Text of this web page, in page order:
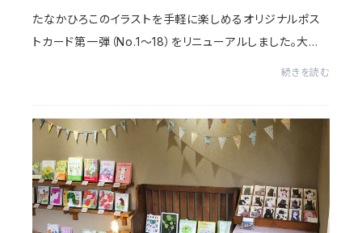
たなかひろこのイラストを手軽に楽しめるオリジナルポス
トカード第一弾（No.1～18）をリニューアルしました。大変
続きを読む